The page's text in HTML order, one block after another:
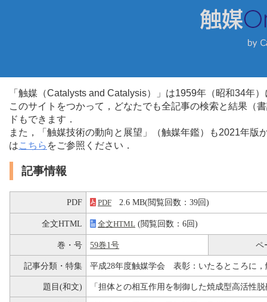
「触媒（Catalysts and Catalysis）」は1959年（昭和34年
このサイトをつかって，どなたでも全記事の検索と結果（
ドもできます．
また，「触媒技術の動向と展望」（触媒年鑑）も2021年
はこちら をご参照ください．
記事情報
PDF PDF 2.6 MB(閲覧回数：39回)
全文HTML 全文HTML (閲覧回数：6回)
巻・号 59巻1号 ペ
記事分類・特集 平成28年度触媒学会 表彰：いたるところに，
題目(和文) 「担体との相互作用を制御した焼成型高活性